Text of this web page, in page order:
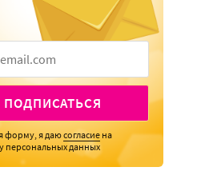
ПОДПИСАТЬСЯ
форму, я даюсогласие на
персональных данных